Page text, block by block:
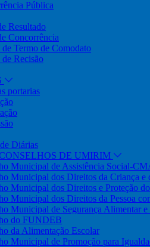
Pública
Resultado
Concorrência
Termo de Comodato
Recisão
portarias
Diárias
DE UMIRIM
Municipal de Assistência Social-
Municipal dos Direitos da Criança
Municipal dos Direitos e Proteção
Municipal dos Direitos da Pessoa
Municipal de Segurança Alimentar
do FUNDEB
da Alimentação Escolar
Municipal de Promoção para